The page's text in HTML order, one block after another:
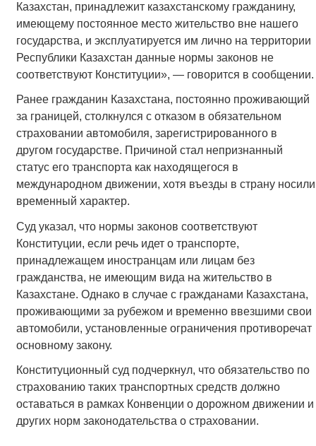
Казахстан, принадлежит казахстанскому гражданину,
имеющему постоянное место жительство вне нашего
государства, и эксплуатируется им лично на территории
Республики Казахстан данные нормы законов не
соответствуют Конституции», — говорится в сообщении.
Ранее гражданин Казахстана, постоянно проживающий
за границей, столкнулся с отказом в обязательном
страховании автомобиля, зарегистрированного в
другом государстве. Причиной стал непризнанный
статус его транспорта как находящегося в
международном движении, хотя въезды в страну носили
временный характер.
Суд указал, что нормы законов соответствуют
Конституции, если речь идет о транспорте,
принадлежащем иностранцам или лицам без
гражданства, не имеющим вида на жительство в
Казахстане. Однако в случае с гражданами Казахстана,
проживающими за рубежом и временно ввезшими свои
автомобили, установленные ограничения противоречат
основному закону.
Конституционный суд подчеркнул, что обязательство по
страхованию таких транспортных средств должно
оставаться в рамках Конвенции о дорожном движении и
других норм законодательства о страховании.